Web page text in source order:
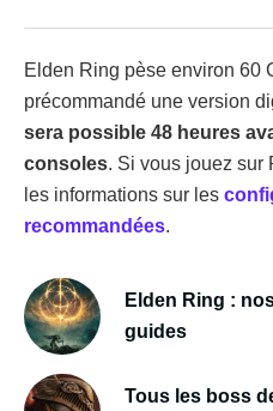
Elden Ring pèse environ 60
précommandé une version
sera possible 48 heures
consoles. Si vous jouez sur
les informations sur les
recommandées.
Elden Ring :
guides
Tous les boss